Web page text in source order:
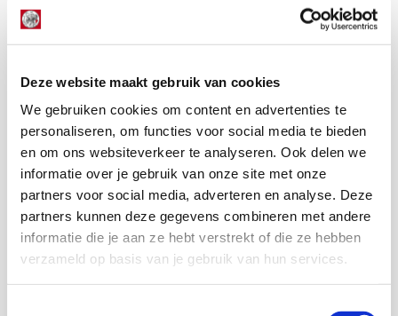
Deze website maakt gebruik van cookies
We gebruiken cookies om content en advertenties te
personaliseren, om functies voor social media te bieden
en om ons websiteverkeer te analyseren. Ook delen we
informatie over je gebruik van onze site met onze
partners voor social media, adverteren en analyse. Deze
partners kunnen deze gegevens combineren met andere
informatie die je aan ze hebt verstrekt of die ze hebben
verzameld op basis van je gebruik van hun services.
donderdag het thuisduel met FK Vojvodina voor de
deur. Dan gaat het in de uitverkochte Johan Cruijff
AANBEVOLEN
Bouwman en zijn ouders op
hoofdplaat van fotoverslag Ajax
- Al-Wasl
Floris Roos
Bekijk alle berichten van Floris Roos